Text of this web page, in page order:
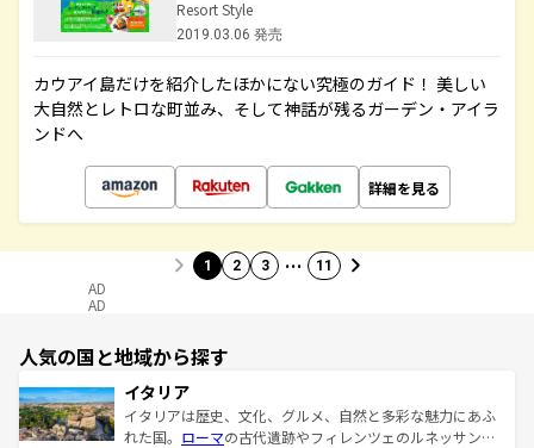
Resort Style
2019.03.06 発売
カウアイ島だけを紹介したほかにない究極のガイド！ 美しい
大自然とレトロな町並み、そして神話が残るガーデン・アイラ
ンドへ
詳細を見る
1 2 3 … 11
AD
AD
人気の国と地域から探す
イタリア
イタリアは歴史、文化、グルメ、自然と多彩な魅力にあふ
れた国。 ローマの古代遺跡やフィレンツェのルネッサンス